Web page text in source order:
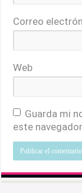
Correo
Web
Guarda mi
este